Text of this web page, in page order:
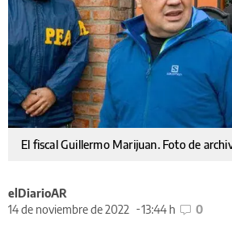
El fiscal Guillermo Marijuan. Foto de
elDiarioAR
14 de noviembre de 2022
13:44 h 0